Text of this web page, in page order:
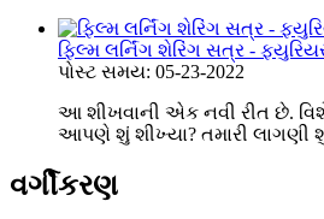
ફિલ્મ લર્નિંગ શેરિંગ સત્ર -
પોસ્ટ સમય: 05-23-2022
આ શીખવાની એક નવી રીત છે.
આપણે શું શીખ્યા? તમારી લાગણી
વર્ગીકરણ